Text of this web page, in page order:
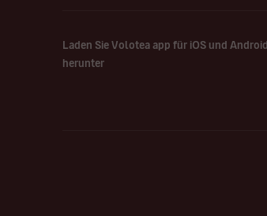
Laden Sie Volotea app für iOS und Android
herunter